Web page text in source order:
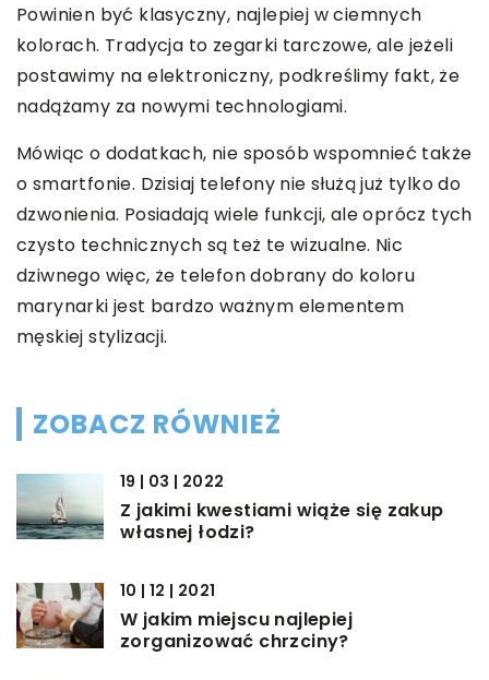
Powinien być klasyczny, najlepiej w ciemnych
kolorach. Tradycja to zegarki tarczowe, ale jeżeli
postawimy na elektroniczny, podkreślimy fakt, że
nadążamy za nowymi technologiami.
Mówiąc o dodatkach, nie sposób wspomnieć także
o smartfonie. Dzisiaj telefony nie służą już tylko do
dzwonienia. Posiadają wiele funkcji, ale oprócz tych
czysto technicznych są też te wizualne. Nic
dziwnego więc, że telefon dobrany do koloru
marynarki jest bardzo ważnym elementem
męskiej stylizacji.
ZOBACZ RÓWNIEŻ
19 | 03 | 2022
Z jakimi kwestiami wiąże się zakup
własnej łodzi?
10 | 12 | 2021
W jakim miejscu najlepiej
zorganizować chrzciny?